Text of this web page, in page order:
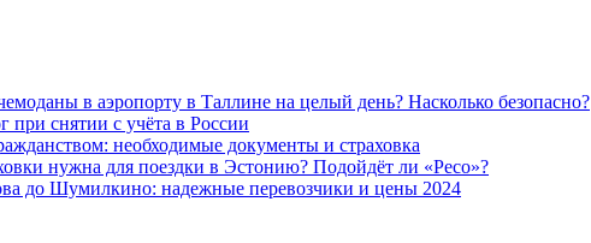
в аэропорту в Таллине на целый день? Насколько безопасно?
при снятии с учёта в России
необходимые документы и страховка
нужна для поездки в Эстонию? Подойдёт ли «Ресо»?
до Шумилкино: надежные перевозчики и цены 2024